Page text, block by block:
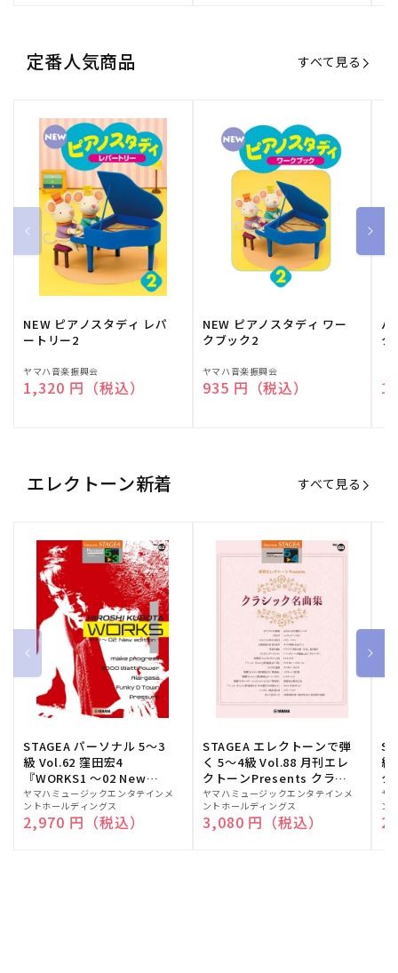
定番人気商品 すべて見る
NEW ピアノスタディ レパ
ートリー2
販
売
ヤマハ音楽振興会
通常価格
1,320 円（税込）
NEW ピアノスタディ ワー
クブック2
販
売
ヤマハ音楽振興会
通常価格
935 円（税込）
バ
ク
売
エレクトーン新着 すべて見る
STAGEA パーソナル 5～3
級 Vol.62 窪田宏4
『WORKS1 ～02 New
edition～』
販
売
元:
ヤマハミュージックエンタテインメ
ントホールディングス
通常価格
2,970 円（税込）
STAGEA エレクトーンで弾
く 5～4級 Vol.88 月刊エレ
クトーンPresents クラシ
ック名曲集
販
売
元:
ヤマハミュージックエンタテインメ
ントホールディングス
通常価格
3,080 円（税込）
級
ク
販
売
元:
ヤ
ン